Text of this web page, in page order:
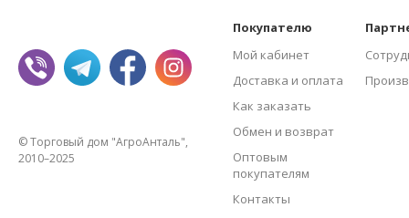
© Торговый дом "АгроАнталь",
2010–2025
Покупателю
Мой кабинет
Доставка и оплата
Как заказать
Обмен и возврат
Оптовым
покупателям
Контакты